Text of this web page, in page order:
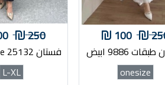
100
9886 ابيض
onesize
250
فستان pilise 25132 كحلي
L-XL